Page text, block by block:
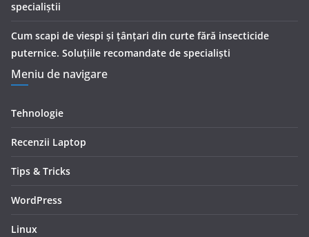
specialiştii
Cum scapi de viespi și țânțari din curte fără insecticide
puternice. Soluțiile recomandate de specialiști
Meniu de navigare
Tehnologie
Recenzii Laptop
Tips & Tricks
WordPress
Linux